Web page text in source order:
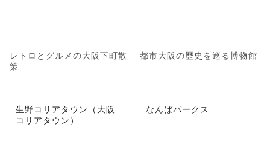
レトロとグルメの大阪下町散
策
都市大阪の歴史を巡る博物館
生野コリアタウン（大阪
コリアタウン）
なんばパークス